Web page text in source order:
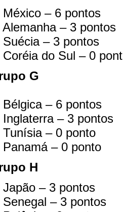
México – 6 pontos
Alemanha – 3 pontos
Suécia – 3 pontos
Coréia do Sul – 0
G
Bélgica – 6 pontos
Inglaterra – 3 pontos
Tunísia – 0 ponto
Panamá – 0 ponto
H
Japão – 3 pontos
Senegal – 3 pontos